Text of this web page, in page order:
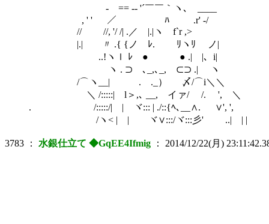
- == -‐ '´￣￣｀ヽ､ ____
, ' ' ／ ﾊ .r' -/
// //, '/ /| .／ |.|ヽ f`r ,>
|.| 〃 .{ {ノ ﾚ. ﾘヽﾘ ゝノ| のん
ゞ ..!ヽｌ ﾚ ● ● .| |、i|
ヽ . ⊃ ､_,､_, ⊂⊃ .| ヽ
/⌒ヽ__| ゝ .ゝ._） 〆/⌒i＼＼
＼ /:::::| l＞,､ __, イァ/ /. ', ＼
. /:::::/| | ヾ::: | ./::{ﾍ､__∧. ∨', ',
/ヽ< | | ヾ∨:::/ヾ:::彡' ..| | |
3783 ： 水銀仕立て ◆GqEE4Ifmig ： 2014/12/22(月)